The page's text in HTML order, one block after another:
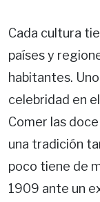
Cada cultura
países y
habitantes.
celebridad en
Comer las
una tradición
poco tiene de
1909 ante un